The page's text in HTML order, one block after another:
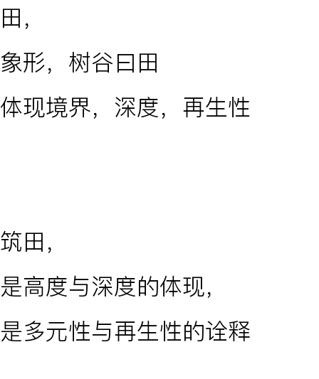
田，
象形，树谷曰田
体现境界，深度，再生性
筑田，
是高度与深度的体现，
是多元性与再生性的诠释